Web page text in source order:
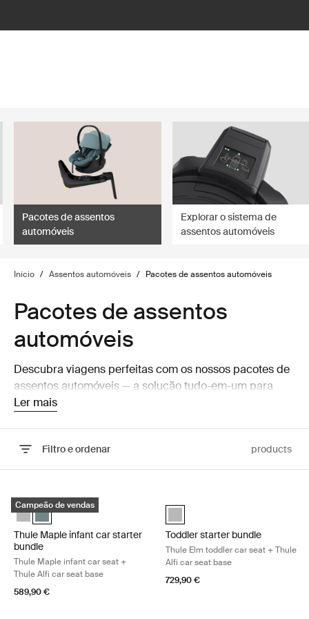
Pacotes de assentos
automóveis
Explorar o sistema de
assentos automóveis
Início / Assentos automóveis / Pacotes de assentos automóveis
Pacotes de assentos
automóveis
Descubra viagens perfeitas com os nossos pacotes de
assentos automóveis — a solução tudo-em-um para
segurança e comodidade em viagem. A combinação
Ler mais
Filtro e ordenar products
Ir para os resultados
Thule Maple infant car starter bundle Thule Maple infant car seat +
Campeão de vendas
Thule Maple infant car starter bundle Cinzento claro
Thule Maple infant car starter bundle Azul médio (selected)
Thule Maple infant car starter
bundle
Thule Maple infant car seat +
Thule Alfi car seat base
589,90 €
Toddler starter bundle Cinzento
Toddler starter bundle
Thule Elm toddler car seat + Thule
Alfi car seat base
729,90 €